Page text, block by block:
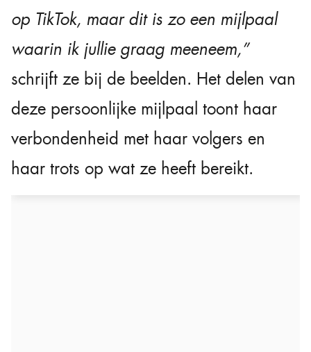
op TikTok, maar dit is zo een mijlpaal
waarin ik jullie graag meeneem,”
schrijft ze bij de beelden. Het delen van
deze persoonlijke mijlpaal toont haar
verbondenheid met haar volgers en
haar trots op wat ze heeft bereikt.